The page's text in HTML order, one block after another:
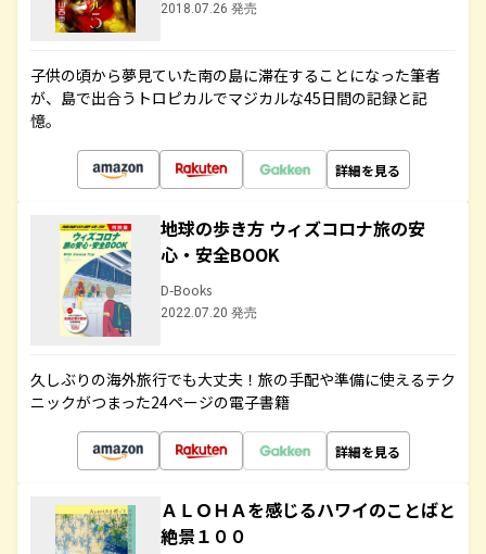
2018.07.26 発売
子供の頃から夢見ていた南の島に滞在することになった筆者
が、島で出合うトロピカルでマジカルな45日間の記録と記
憶。
詳細を見る
地球の歩き方 ウィズコロナ旅の安
心・安全BOOK
D-Books
2022.07.20 発売
久しぶりの海外旅行でも大丈夫！旅の手配や準備に使えるテク
ニックがつまった24ページの電子書籍
詳細を見る
ＡＬＯＨＡを感じるハワイのことばと
絶景１００